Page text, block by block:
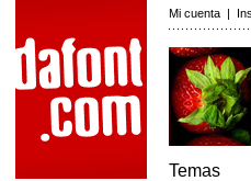
Mi cuenta |
Temas